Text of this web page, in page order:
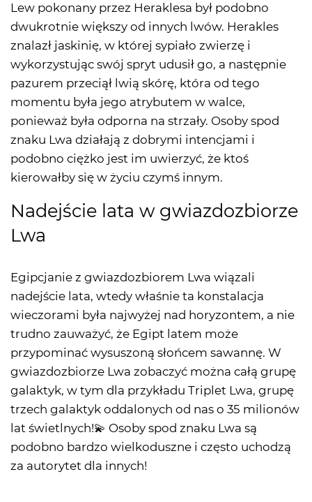
Lew pokonany przez Heraklesa był podobno
dwukrotnie większy od innych lwów. Herakles
znalazł jaskinię, w której sypiało zwierzę i
wykorzystując swój spryt udusił go, a następnie
pazurem przeciął lwią skórę, która od tego
momentu była jego atrybutem w walce,
ponieważ była odporna na strzały. Osoby spod
znaku Lwa działają z dobrymi intencjami i
podobno ciężko jest im uwierzyć, że ktoś
kierowałby się w życiu czymś innym.
Nadejście lata w gwiazdozbiorze
Lwa
Egipcjanie z gwiazdozbiorem Lwa wiązali
nadejście lata, wtedy właśnie ta konstalacja
wieczorami była najwyżej nad horyzontem, a nie
trudno zauważyć, że Egipt latem może
przypominać wysuszoną słońcem sawannę. W
gwiazdozbiorze Lwa zobaczyć można całą grupę
galaktyk, w tym dla przykładu Triplet Lwa, grupę
trzech galaktyk oddalonych od nas o 35 milionów
lat świetlnych!💫 Osoby spod znaku Lwa są
podobno bardzo wielkoduszne i często uchodzą
za autorytet dla innych!